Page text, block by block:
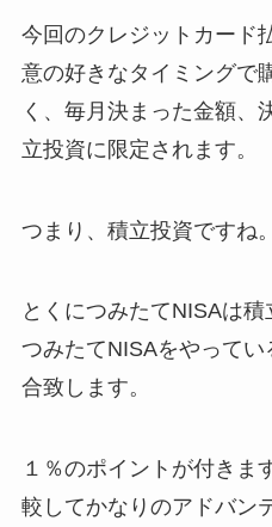
今回のクレジットカード
意の好きなタイミングで
く、毎月決まった金額、
立投資に限定されます。
つまり、積立投資ですね。
とくにつみたてNISAは
つみたてNISAをやって
合致します。
１％のポイントが付きま
較してかなりのアドバン